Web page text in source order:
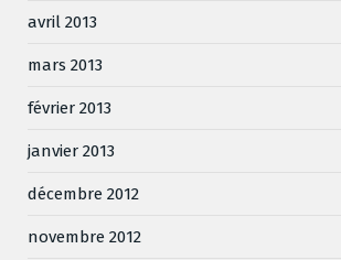
avril 2013
mars 2013
février 2013
janvier 2013
décembre 2012
novembre 2012